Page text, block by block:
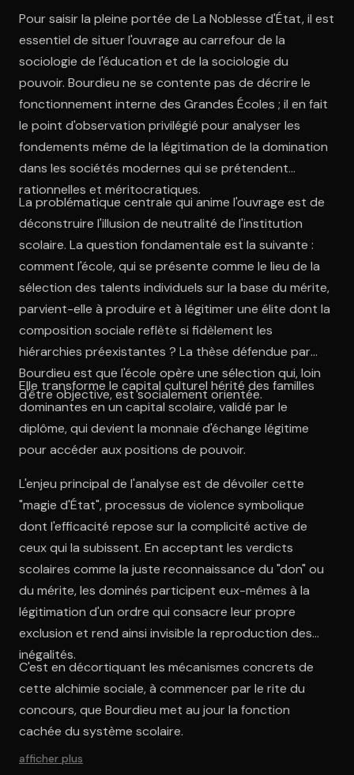
Pour saisir la pleine portée de La Noblesse d'État, il est
essentiel de situer l'ouvrage au carrefour de la
sociologie de l'éducation et de la sociologie du
pouvoir. Bourdieu ne se contente pas de décrire le
fonctionnement interne des Grandes Écoles ; il en fait
le point d'observation privilégié pour analyser les
fondements même de la légitimation de la domination
dans les sociétés modernes qui se prétendent
rationnelles et méritocratiques.
La problématique centrale qui anime l'ouvrage est de
déconstruire l'illusion de neutralité de l'institution
scolaire. La question fondamentale est la suivante :
comment l'école, qui se présente comme le lieu de la
sélection des talents individuels sur la base du mérite,
parvient-elle à produire et à légitimer une élite dont la
composition sociale reflète si fidèlement les
hiérarchies préexistantes ? La thèse défendue par
Bourdieu est que l'école opère une sélection qui, loin
d'être objective, est socialement orientée.
Elle transforme le capital culturel hérité des familles
dominantes en un capital scolaire, validé par le
diplôme, qui devient la monnaie d'échange légitime
pour accéder aux positions de pouvoir.
L'enjeu principal de l'analyse est de dévoiler cette
"magie d'État", processus de violence symbolique
dont l'efficacité repose sur la complicité active de
ceux qui la subissent. En acceptant les verdicts
scolaires comme la juste reconnaissance du "don" ou
du mérite, les dominés participent eux-mêmes à la
légitimation d'un ordre qui consacre leur propre
exclusion et rend ainsi invisible la reproduction des
inégalités.
C'est en décortiquant les mécanismes concrets de
cette alchimie sociale, à commencer par le rite du
concours, que Bourdieu met au jour la fonction
cachée du système scolaire.
afficher plus